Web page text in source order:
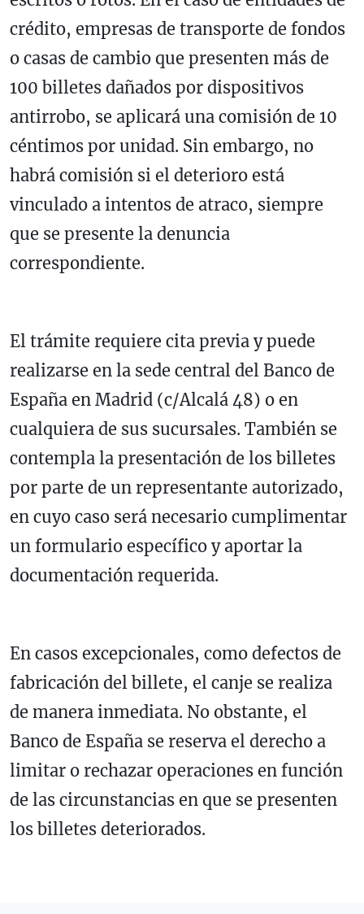
crédito, empresas de transporte de fondos
o casas de cambio que presenten más de
100 billetes dañados por dispositivos
antirrobo, se aplicará una comisión de 10
céntimos por unidad. Sin embargo, no
habrá comisión si el deterioro está
vinculado a intentos de atraco, siempre
que se presente la denuncia
correspondiente.
El trámite requiere cita previa y puede
realizarse en la sede central del Banco de
España en Madrid (c/Alcalá 48) o en
cualquiera de sus sucursales. También se
contempla la presentación de los billetes
por parte de un representante autorizado,
en cuyo caso será necesario cumplimentar
un formulario específico y aportar la
documentación requerida.
En casos excepcionales, como defectos de
fabricación del billete, el canje se realiza
de manera inmediata. No obstante, el
Banco de España se reserva el derecho a
limitar o rechazar operaciones en función
de las circunstancias en que se presenten
los billetes deteriorados.